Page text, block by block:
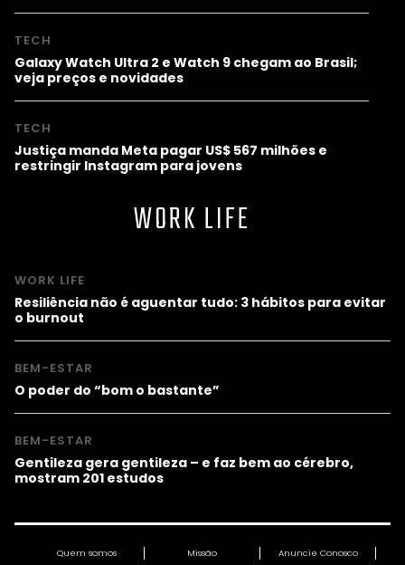
TECH
Galaxy Watch Ultra 2 e Watch 9 chegam ao Brasil;
veja preços e novidades
TECH
Justiça manda Meta pagar US$ 567 milhões e
restringir Instagram para jovens
WORK LIFE
WORK LIFE
Resiliência não é aguentar tudo: 3 hábitos para evitar
o burnout
BEM-ESTAR
O poder do “bom o bastante”
BEM-ESTAR
Gentileza gera gentileza – e faz bem ao cérebro,
mostram 201 estudos
Quem somos Missão Anuncie Conosco